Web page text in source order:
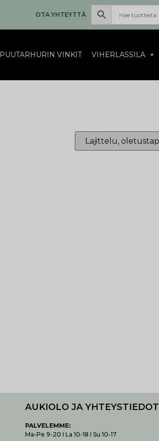
OTA YHTEYTTÄ
PUUTARHURIN VINKIT VIHERLASSILA
AUKIOLO JA YHTEYSTIEDOT
PALVELEMME:
Ma-Pe 9-20 I La 10-18 I Su 10-17